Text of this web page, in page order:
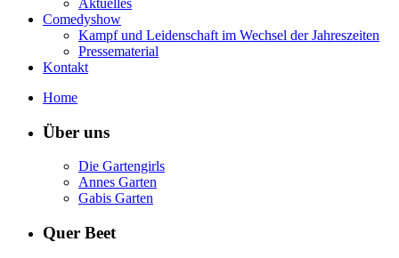
Aktuelles
Comedyshow
Kampf und Leidenschaft im Wechsel der Jahreszeiten
Pressematerial
Kontakt
Home
Über uns
Die Gartengirls
Annes Garten
Gabis Garten
Quer Beet